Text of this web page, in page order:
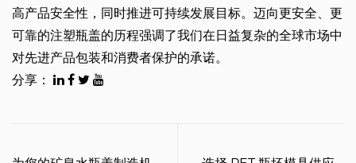
高产品安全性，同时推进可持续发展目标。迈向更安全、更
可靠的注塑瓶盖的历程强调了我们在日益复杂的全球市场中
对先进产品包装和消费者保护的承诺。
分享：